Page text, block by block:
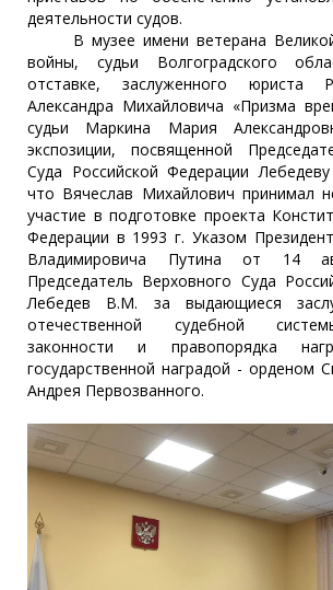
деятельности судов.
В музее имени ветерана Великой
войны, судьи Волгоградского
отставке, заслуженного юриста
Александра Михайловича «Призма
судьи Маркина Мария
экспозиции, посвященной
Суда Российской Федерации
что Вячеслав Михайлович принимал
участие в подготовке проекта
Федерации в 1993 г. Указом
Владимировича Путина от 14
Председатель Верховного Суда
Лебедев В.М. за выдающиеся
отечественной судебной
законности и правопорядка
государственной наградой - орденом
Андрея Первозванного.